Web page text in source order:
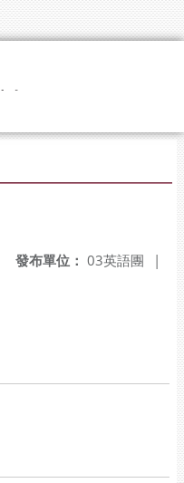
發布單位： 03英語團 |